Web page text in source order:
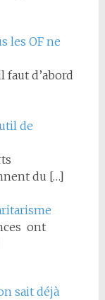
les OF ne
faut d’abord
de
du […]
ont
sait déjà